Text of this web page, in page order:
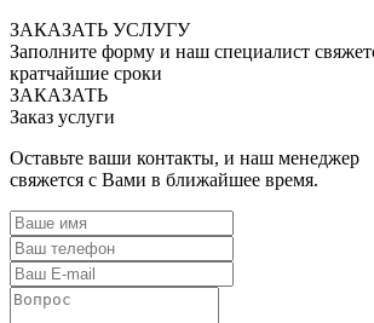
ЗАКАЗАТЬ УСЛУГУ
Заполните форму и наш специалист
кратчайшие сроки
ЗАКАЗАТЬ
Заказ услуги
Оставьте ваши контакты, и наш менеджер
свяжется с Вами в ближайшее время.